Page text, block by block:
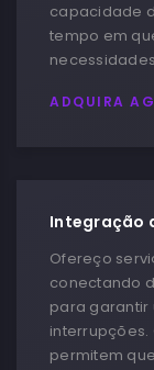
capacidade
tempo em
ADQUIRA
Integração
Ofereço
conectando
para garantir
interrupções.
permitem